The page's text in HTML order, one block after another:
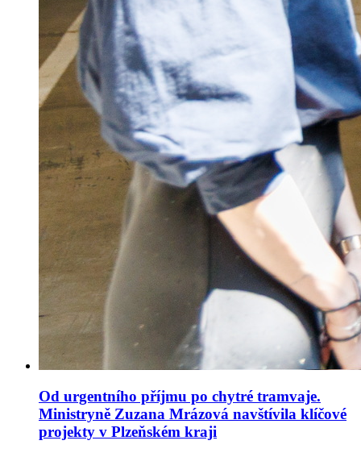
Od urgentního příjmu po chytré tramvaje.
Ministryně Zuzana Mrázová navštívila klíčové
projekty v Plzeňském kraji